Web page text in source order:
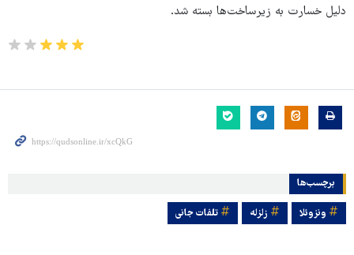
دلیل خسارت به زیرساخت‌ها بسته شد.
برچسب‌ها
ونزوئلا زلزله تلفات جانی